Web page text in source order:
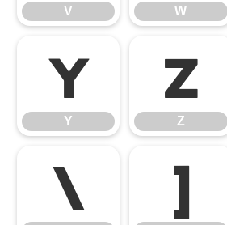
V W
Y
Y
Z
Z
\ ]